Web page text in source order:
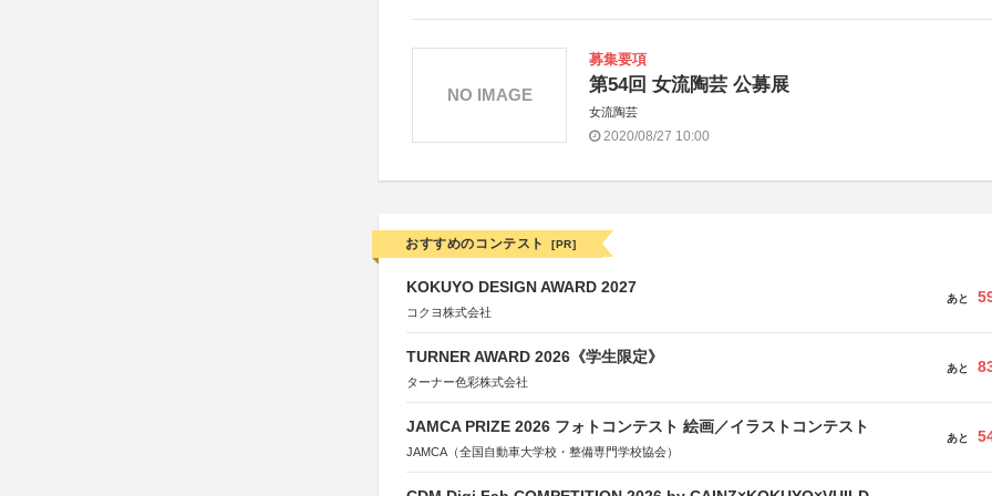
募集要項
第54回 女流陶芸 公募展
女流陶芸
2020/08/27 10:00
NO IMAGE
おすすめのコンテスト [PR]
KOKUYO DESIGN AWARD 2027
コクヨ株式会社
あと
TURNER AWARD 2026《学生限定》
ターナー色彩株式会社
あと
JAMCA PRIZE 2026 フォトコンテスト 絵画／イラストコンテスト
JAMCA（全国自動車大学校・整備専門学校協会）
あと